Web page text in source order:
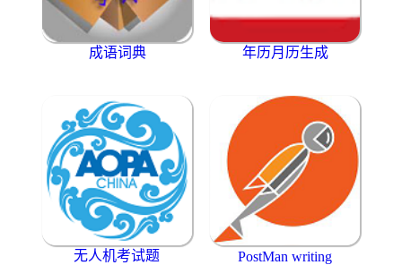
成语词典 年历月历生成
无人机考试题 PostMan writing